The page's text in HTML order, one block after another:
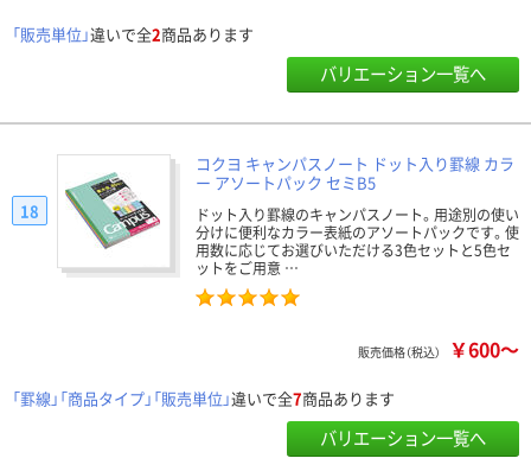
「販売単位」違いで全2商品あります
バリエーション一覧へ
コクヨ キャンパスノート ドット入り罫線 カラ
ー アソートパック セミB5
ドット入り罫線のキャンパスノート。用途別の使い
分けに便利なカラー表紙のアソートパックです。使
用数に応じてお選びいただける3色セットと5色セ
ットをご用意 …
18
販売価格（税込） ￥600～
「罫線」「商品タイプ」「販売単位」違いで全7商品あります
バリエーション一覧へ